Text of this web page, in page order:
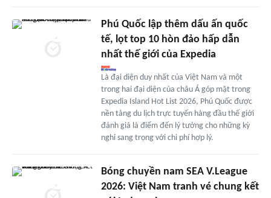
Phú Quốc lập thêm dấu ấn quốc
tế, lọt top 10 hòn đảo hấp dẫn
nhất thế giới của Expedia
Là đại diện duy nhất của Việt Nam và một
trong hai đại diện của châu Á góp mặt trong
Expedia Island Hot List 2026, Phú Quốc được
nền tảng du lịch trực tuyến hàng đầu thế giới
đánh giá là điểm đến lý tưởng cho những kỳ
nghỉ sang trọng với chi phí hợp lý.
Bóng chuyền nam SEA V.League
2026: Việt Nam tranh vé chung kết